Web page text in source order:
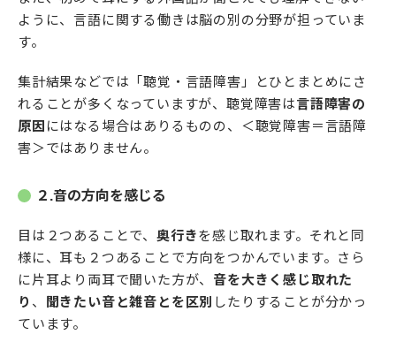
ように、言語に関する働きは脳の別の分野が担っていま
す。
集計結果などでは「聴覚・言語障害」とひとまとめにさ
れることが多くなっていますが、聴覚障害は言語障害の
原因 にはなる場合はありるものの、＜聴覚障害＝言語障
害＞ではありません。
２.音の方向を感じる
目は２つあることで、 奥行きを感じ取れます。それと同
様に、耳も２つあることで方向をつかんでいます。さら
に片耳より両耳で聞いた方が、 音を大きく感じ取れた
り 、 聞きたい音と雑音とを区別 したりすることが分かっ
ています。